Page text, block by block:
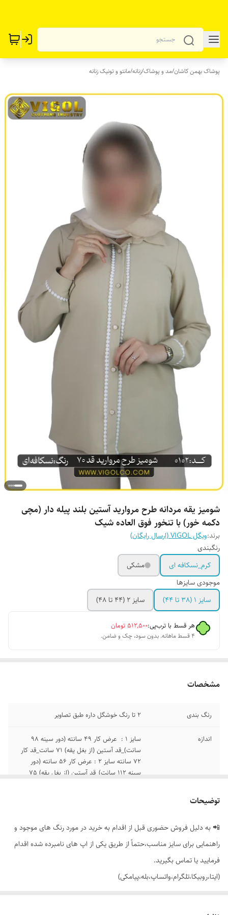
پوشاک بهمن کاشان/مد و پوشاک/زنانه/مانتو و تونیک زنانه
شومیز یقه مردانه طرح مروارید آستین بلند پیله دار (مچی
دکمه خور) با تنخور فوق العاده شیک
برند:ویگل VIGOL (ارسال رایگان)
رنگبندی
کرم_نسکافه ای
مشکی
موجودی سایزها
سایز 1 (38 تا 44)
سایز 2 (44 تا 48)
هر قسط با ترب‌پی:۵۱۲٬۵۰۰ تومان
۴ قسط ماهانه. بدون سود، چک و ضامن.
مشخصات
رنگ بندی 2 تا رنگ خوشگل داره طبق تصاویر
اندازه
سایز 1 : عرض کار 49 سانته (دور سینه 98
سانت)_قد آستین (از بغل یقه) 71 سانت_قد کار
72 سانته سایز 2 : عرض کار 56 سانته (دور
سینه 112 سانت)_قد آستین (از بغل یقه) 75
توضیحات
📲 به دلیل فروش حضوری قبل از اقدام به خرید در مورد رنگ های موجود و
راهنمایی برای سایز مناسب،حتماً از طریق یکی از اپ های نامبرده شده اقدام
فرمایید یا تماس بگیرید.
(ایتا،روبیکا،تلگرام،واتساپ،بله،پیامکی)